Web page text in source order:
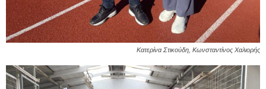
Κατερίνα Στικούδη, Κωνσταντίνος Χαλιορής